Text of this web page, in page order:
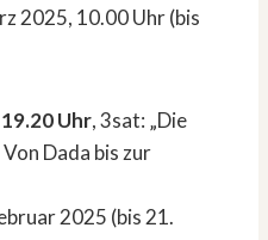
2025, 10.00 Uhr (bis
Uhr, 3sat: „Die
Dada bis zur
2025 (bis 21.